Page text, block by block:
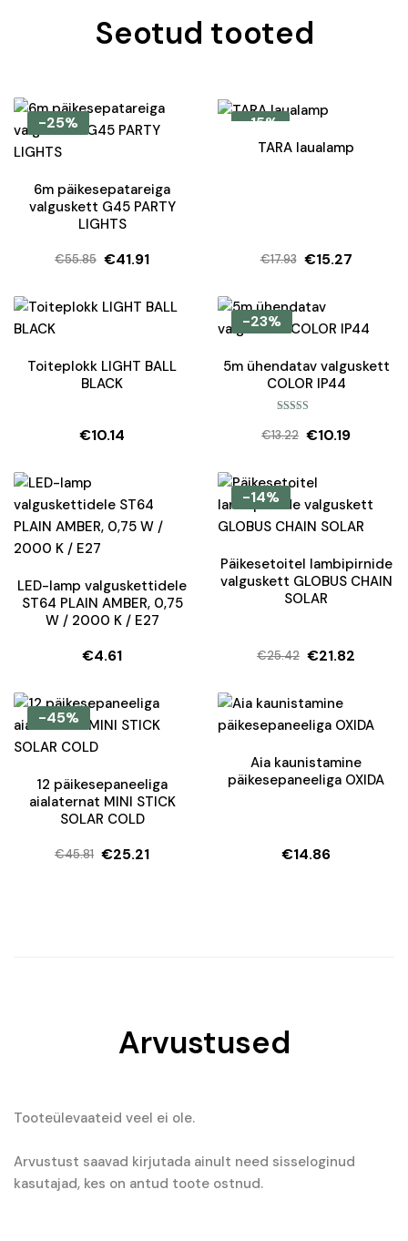
Seotud tooted
-25%
6m päikesepatareiga
valguskett G45 PARTY
LIGHTS
€55.85
Algne
oli:
€41.91
Current
is:
-15%
TARA laualamp
€17.93
Algne
oli:
€17.93.
€15.27
Current
is:
€15.27.
Toiteplokk LIGHT BALL
BLACK
€10.14
-23%
5m ühendatav valguskett
COLOR IP44
5.00/ 5
€13.22
Algne
oli:
€13.22.
€10.19
Current
is:
€10.19.
LED-lamp valguskettidele
ST64 PLAIN AMBER, 0,75
W / 2000 K / E27
€4.61
-14%
Päikesetoitel lambipirnide
valguskett GLOBUS CHAIN
SOLAR
€25.42
Algne
oli:
€25.42.
€21.82
Current
is:
€21.82.
-45%
12 päikesepaneeliga
aialaternat MINI STICK
SOLAR COLD
€45.81
Algne
€25.21
Current
Aia kaunistamine
päikesepaneeliga OXIDA
€14.86
Arvustused
Tooteülevaateid veel ei ole.
Arvustust saavad kirjutada ainult need sisseloginud
kasutajad, kes on antud toote ostnud.